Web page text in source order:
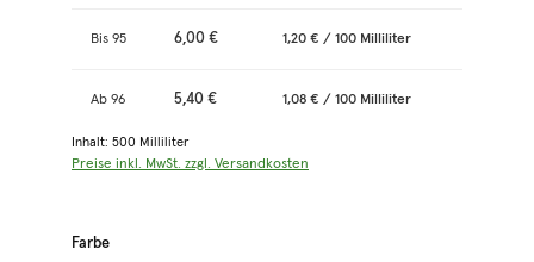
Bis 95 6,00 € 1,20 € / 100 Milliliter
Ab 96 5,40 € 1,08 € / 100 Milliliter
Inhalt: 500 Milliliter
Preise inkl. MwSt. zzgl. Versandkosten
Farbeauswählen